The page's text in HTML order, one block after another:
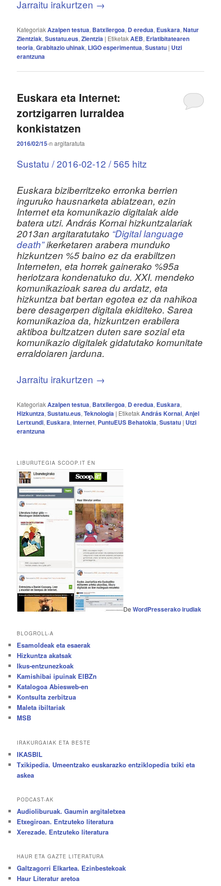
Jarraitu irakurtzen →
KategoriakAzalpen testua, Batxilergoa, D eredua, Euskara,Natur
Zientziak,Sustatu.eus,Zientzia | EtiketakAEB, Erlatibitatearen
teoria,Grabitazio uhinak, LIGO esperimentua,Sustatu | Utzi
erantzuna
Euskara eta Internet:
zortzigarren lurraldea
konkistatzen
2016/02/15-nargitaratuta
Sustatu / 2016-02-12 / 565 hitz
Euskara biziberritzeko erronka berrien
inguruko hausnarketa abiatzean, ezin
Internet eta komunikazio digitalak alde
batera utzi. András Kornai hizkuntzalariak
2013an argitaratutako “Digital language
death”ikerketaren arabera munduko
hizkuntzen %5 baino ez da erabiltzen
Interneten, eta horrek gainerako %95a
heriotzara kondenatuko du. XXI. mendeko
komunikazioak sarea du ardatz, eta
hizkuntza bat bertan egotea ez da nahikoa
bere desagerpen digitala ekiditeko. Sarea
komunikazioa da, hizkuntzen erabilera
aktiboa bultzatzen duten sare sozial eta
komunikazio digitalek gidatutako komunitate
erraldoiaren jarduna.
Jarraitu irakurtzen →
KategoriakAzalpen testua, Batxilergoa, D eredua, Euskara,
Hizkuntza,Sustatu.eus,Teknologia | EtiketakAndrás Kornai,Anjel
Lertxundi, Euskara,Internet, PuntuEUS Behatokia,Sustatu | Utzi
erantzuna
LIBURUTEGIA SCOOP.IT EN
DeWordPresserako irudiak
BLOGROLL-A
Esamoldeak eta esaerak
Hizkuntza akatsak
Ikus-entzunezkoak
Kamishibai ipuinak EIBZn
Katalogoa Abiesweb-en
Kontsulta zerbitzua
Maleta ibiltariak
MSB
IRAKURGAIAK ETA BESTE
IKASBIL
Txikipedia. Umeentzako euskarazko entziklopedia txiki eta
askea
PODCAST-AK
Audioliburuak. Gaumin argitaletxea
Etxegiroan. Entzuteko literatura
Xerezade. Entzuteko literatura
HAUR ETA GAZTE LITERATURA
Galtzagorri Elkartea. Ezinbestekoak
Haur Literatur aretoa